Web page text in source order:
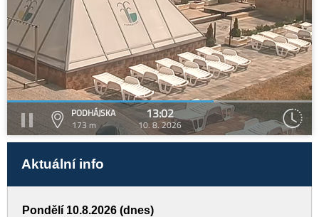
PODHÁJSKA
173 m
13:02
10. 8. 2026
Aktuální info
Pondělí 10.8.2026 (dnes)